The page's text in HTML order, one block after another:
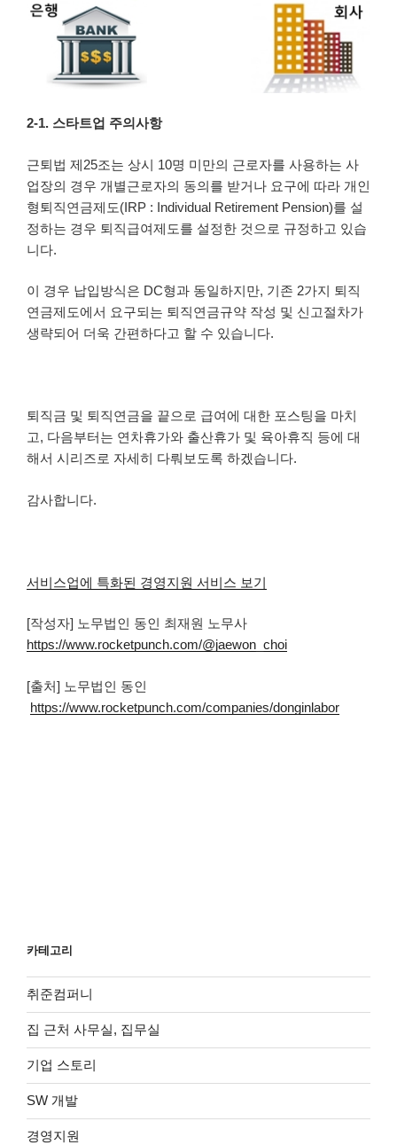
2-1. 스타트업 주의사항
근퇴법 제25조는 상시 10명 미만의 근로자를 사용하는 사
업장의 경우 개별근로자의 동의를 받거나 요구에 따라 개인
형퇴직연금제도(IRP : Individual Retirement Pension)를 설
정하는 경우 퇴직급여제도를 설정한 것으로 규정하고 있습
니다.
이 경우 납입방식은 DC형과 동일하지만, 기존 2가지 퇴직
연금제도에서 요구되는 퇴직연금규약 작성 및 신고절차가
생략되어 더욱 간편하다고 할 수 있습니다.
퇴직금 및 퇴직연금을 끝으로 급여에 대한 포스팅을 마치
고, 다음부터는 연차휴가와 출산휴가 및 육아휴직 등에 대
해서 시리즈로 자세히 다뤄보도록 하겠습니다.
감사합니다.
서비스업에 특화된 경영지원 서비스 보기
[작성자] 노무법인 동인 최재원 노무사
https://www.rocketpunch.com/@jaewon_choi
[출처] 노무법인 동인
https://www.rocketpunch.com/companies/donginlabor
카테고리
취준컴퍼니
집 근처 사무실, 집무실
기업 스토리
SW 개발
경영지원